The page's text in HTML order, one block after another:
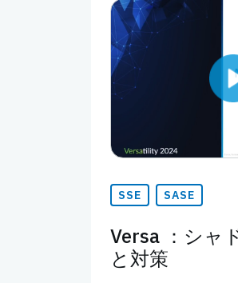
SSE SASE
Versa ：シャ
と対策